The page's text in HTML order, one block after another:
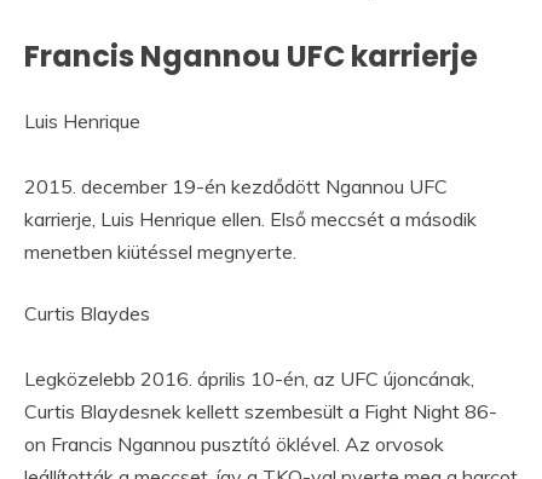
Francis Ngannou UFC karrierje
Luis Henrique
2015. december 19-én kezdődött Ngannou UFC
karrierje, Luis Henrique ellen. Első meccsét a második
menetben kiütéssel megnyerte.
Curtis Blaydes
Legközelebb 2016. április 10-én, az UFC újoncának,
Curtis Blaydesnek kellett szembesült a Fight Night 86-
on Francis Ngannou pusztító öklével. Az orvosok